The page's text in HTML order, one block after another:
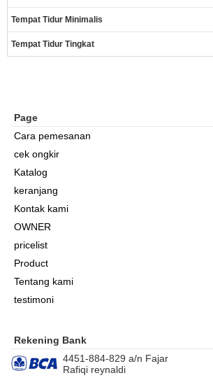
Tempat Tidur Minimalis
Tempat Tidur Tingkat
Page
Cara pemesanan
cek ongkir
Katalog
keranjang
Kontak kami
OWNER
pricelist
Product
Tentang kami
testimoni
Rekening Bank
4451-884-829 a/n Fajar
Rafiqi reynaldi